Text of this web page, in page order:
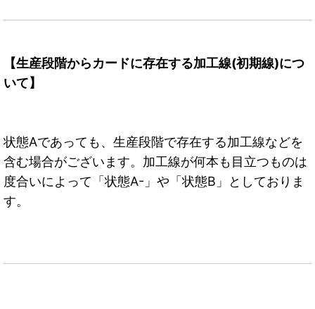
【生産段階からカードに存在する加工線(初期線)につ
いて】
状態Aであっても、生産段階で存在する加工線などを
含む場合がございます。加工線が何本も目立つものは
度合いによって「状態A-」や「状態B」としておりま
す。